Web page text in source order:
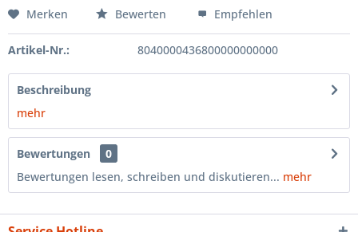
Merken Bewerten Empfehlen
Artikel-Nr.: 8040000436800000000000
Beschreibung
mehr
Bewertungen
0
Bewertungen lesen, schreiben und diskutieren... mehr